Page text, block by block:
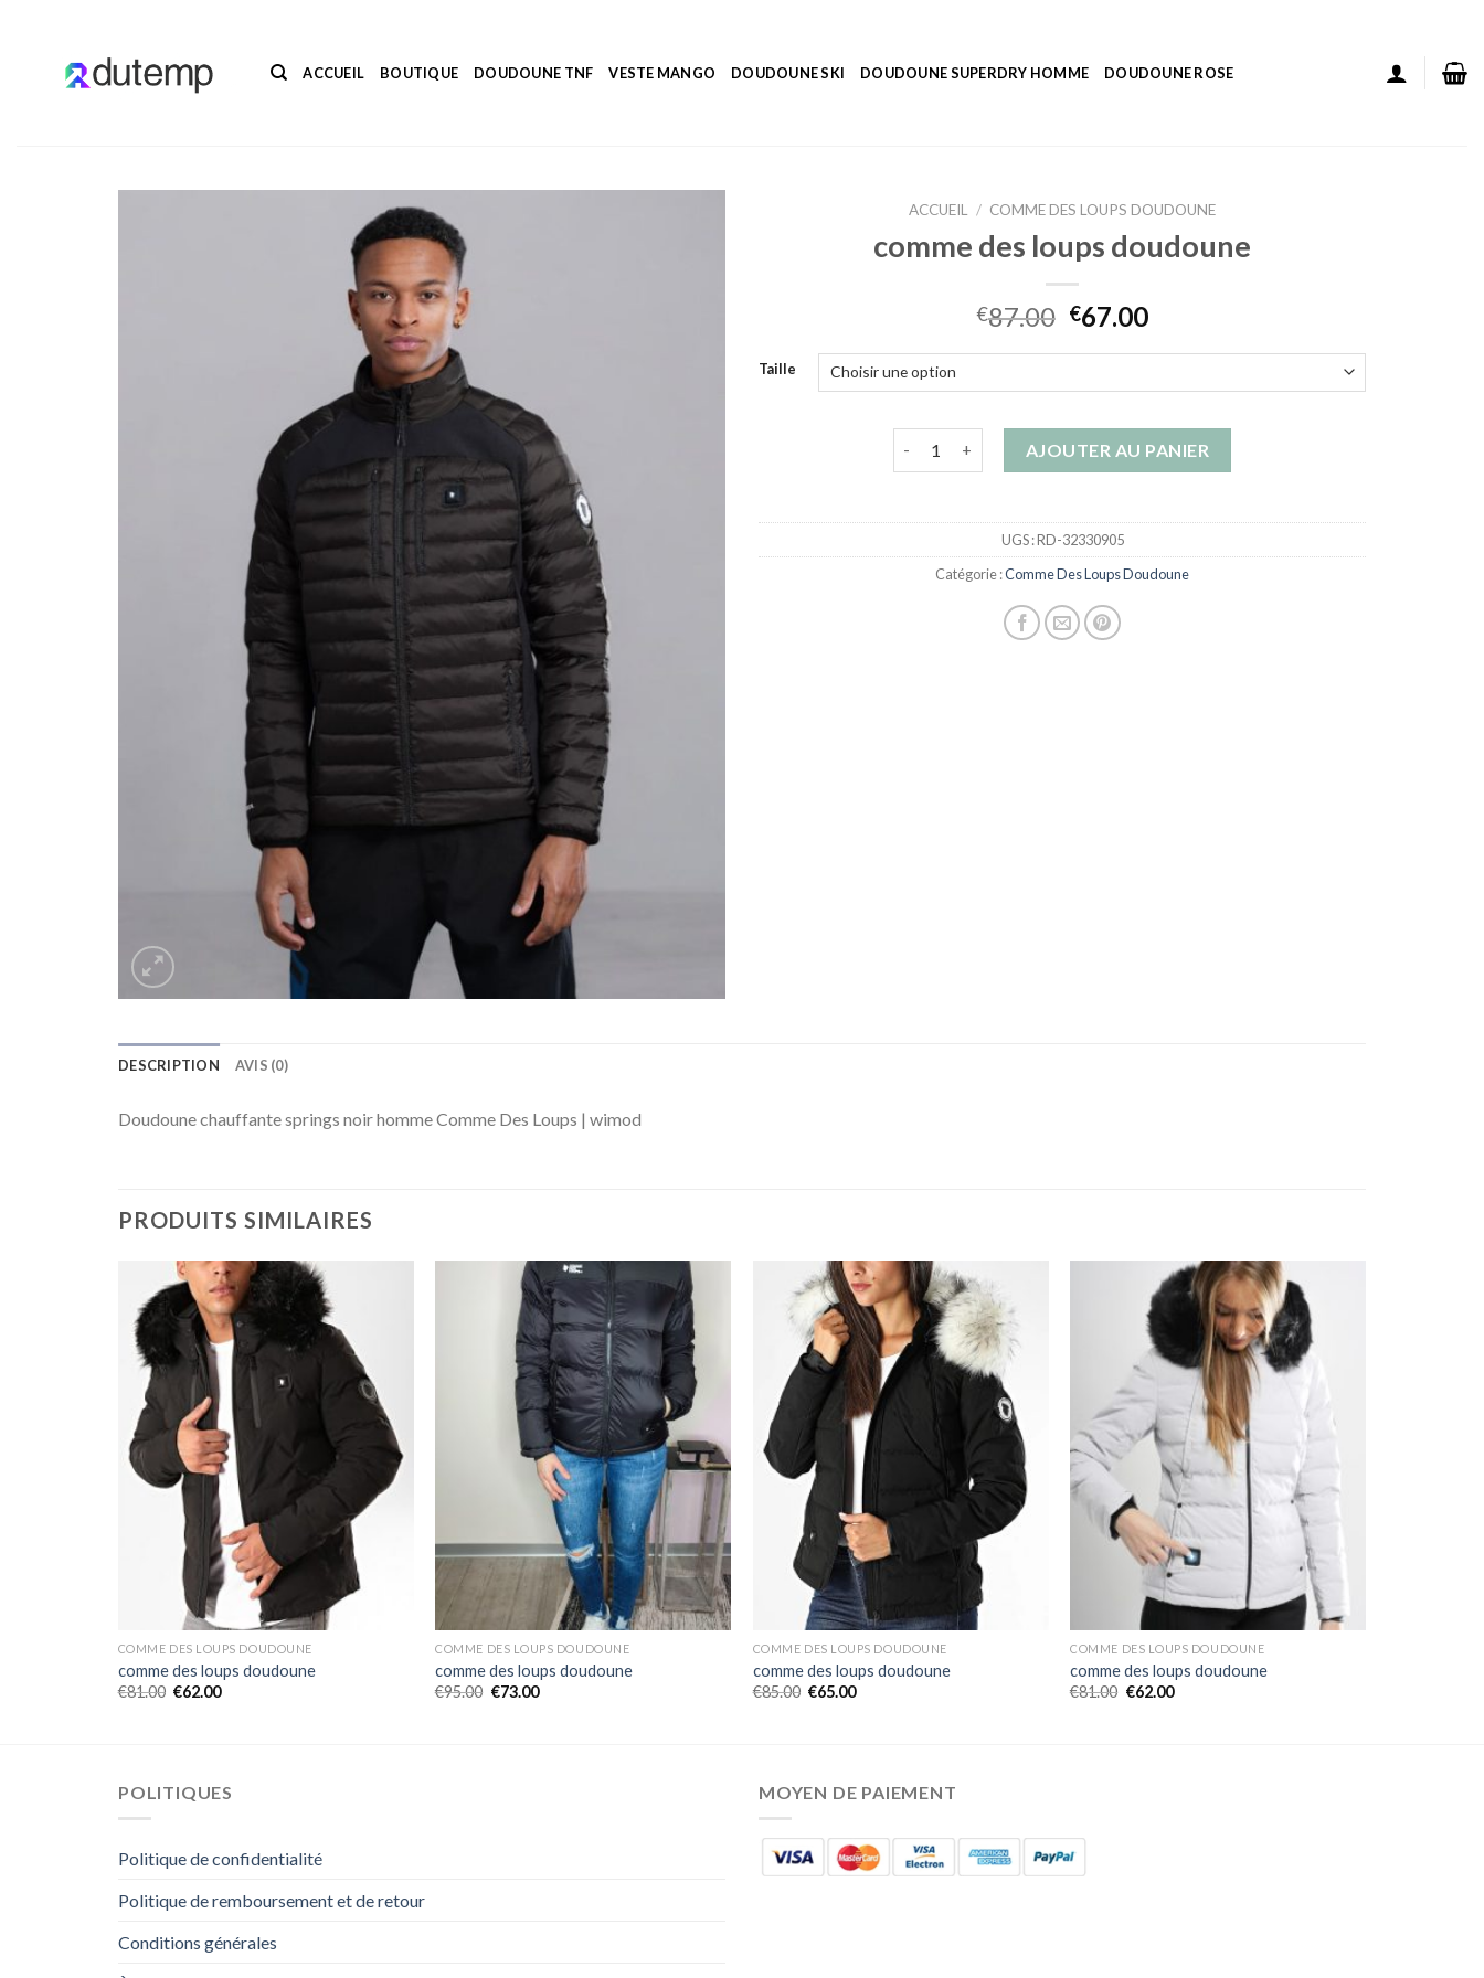
ACCUEIL BOUTIQUE DOUDOUNE TNF VESTE MANGO DOUDOUNE SKI DOUDOUNE SUPERDRY HOMME DOUDOUNE ROSE
ACCUEIL / COMME DES LOUPS DOUDOUNE
comme des loups doudoune
€87.00 €67.00
Taille
AJOUTER AU PANIER
UGS :RD-32330905
Catégorie :Comme Des Loups Doudoune
DESCRIPTION AVIS (0)
Doudoune chauffante springs noir homme Comme Des Loups | wimod
PRODUITS SIMILAIRES
COMME DES LOUPS DOUDOUNE
comme des loups doudoune
€81.00 €62.00
COMME DES LOUPS DOUDOUNE
comme des loups doudoune
€95.00 €73.00
COMME DES LOUPS DOUDOUNE
comme des loups doudoune
€85.00 €65.00
COMME DES LOUPS DOUDOUNE
comme des loups doudoune
€81.00 €62.00
POLITIQUES
Politique de confidentialité
Politique de remboursement et de retour
Conditions générales
MOYEN DE PAIEMENT